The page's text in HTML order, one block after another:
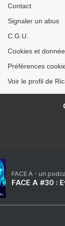
Contact
Signaler un abus
C.G.U.
Cookies et
Préférences
Voir le profil de
FACE A - un
FACE A #30 :